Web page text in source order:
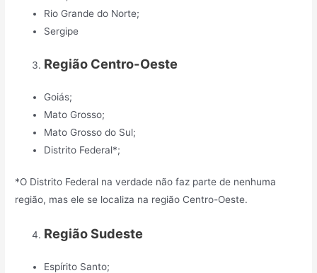
Rio Grande do Norte;
Sergipe
Região Centro-Oeste
Goiás;
Mato Grosso;
Mato Grosso do Sul;
Distrito Federal*;
*O Distrito Federal na verdade não faz parte de nenhuma
região, mas ele se localiza na região Centro-Oeste.
Região Sudeste
Espírito Santo;